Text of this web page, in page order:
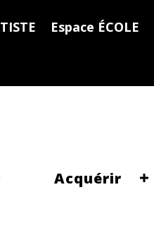
Espace ÉCOLE
Acquérir